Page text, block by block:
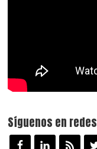
Síguenos en redes